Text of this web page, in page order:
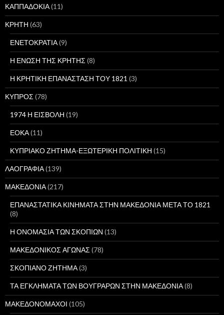
ΚΑΠΠΑΔΟΚΙΑ(11)
ΚΡΗΤΗ (63)
ΕΝΕΤΟΚΡΑΤΙΑ(9)
Η ΕΝΩΣΗ ΤΗΣ ΚΡΗΤΗΣ (8)
Η ΚΡΗΤΙΚΗ ΕΠΑΝΑΣΤΑΣΗ ΤΟΥ 1821 (3)
ΚΥΠΡΟΣ (78)
1974 Η ΕΙΣΒΟΛΗ (19)
ΕΟΚΑ(11)
ΚΥΠΡΙΑΚΟ ΖΗΤΗΜΑ-ΕΞΩΤΕΡΙΚΗ ΠΟΛΙΤΙΚΗ (15)
ΛΑΟΓΡΑΦΙΑ(139)
ΜΑΚΕΔΟΝΙΑ(217)
ΕΠΑΝΑΣΤΑΤΙΚΑ ΚΙΝΗΜΑΤΑ ΣΤΗΝ ΜΑΚΕΔΟΝΙΑ ΜΕΤΑ ΤΟ 1821
(8)
Η ΟΝΟΜΑΣΙΑ ΤΩΝ ΣΚΟΠΙΩΝ (13)
ΜΑΚΕΔΟΝΙΚΟΣ ΑΓΩΝΑΣ (78)
ΣΚΟΠΙΑΝΟ ΖΗΤΗΜΑ(3)
ΤΑ ΕΓΚΛΗΜΑΤΑ ΤΩΝ ΒΟΥΓΡΑΡΩΝ ΣΤΗΝ ΜΑΚΕΔΟΝΙΑ(8)
ΜΑΚΕΔΟΝΟΜΑΧΟΙ (105)